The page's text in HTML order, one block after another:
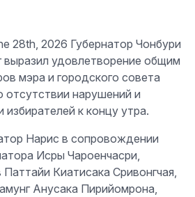
28th, 2026 Губернатор Чонбури
выразил удовлетворение общим
мэра и городского совета
нарушений и
избирателей к концу утра.
Нарис в сопровождении
Исры Чароенчасри,
Киатисака Сривонгчая,
Анусака Пирийомрона,